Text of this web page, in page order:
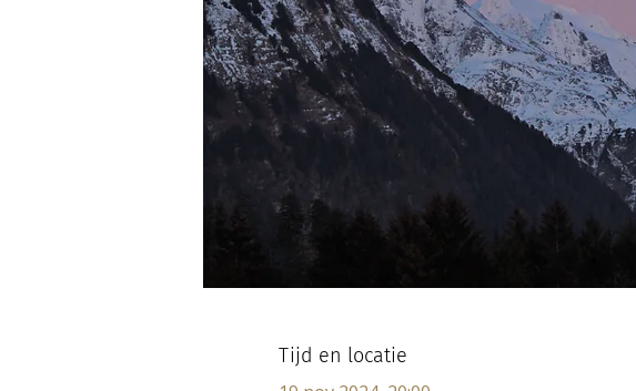
Tijd en locatie